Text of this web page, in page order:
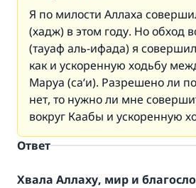
Я по милости Аллаха
(хадж) в этом году. Но обход
(тауаф аль-ифада) я
как и ускоренную ходьбу
Маруа (са‘и). Разрешено ли
нет, то нужно ли мне
вокруг Каабы и ускоренную
Ответ
Хвала Аллаху, мир и